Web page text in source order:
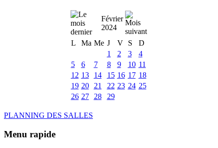
Février
2024
L
Ma Me J V S
D
1
2 3
4
5
6 7 8 9 10 11
12 13 14 15 16 17 18
19 20 21 22 23 24 25
26 27 28 29
PLANNING DES SALLES
Menu rapide